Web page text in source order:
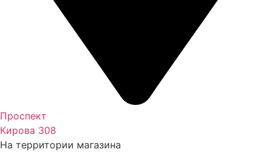
Проспект
Кирова 308
На территории магазина